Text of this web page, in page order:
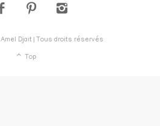
Amel Djait | Tous droits réservés
Top